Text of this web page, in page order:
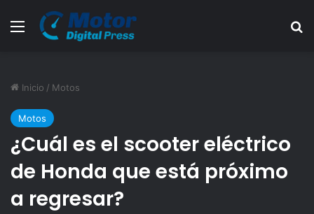
Menú
Inicio / Motos
Motos
¿Cuál es el scooter eléctrico
de Honda que está próximo
a regresar?